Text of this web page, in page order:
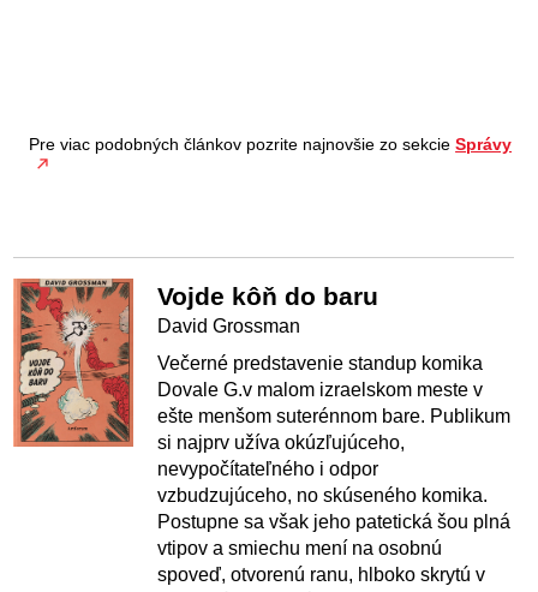
Pre viac podobných článkov pozrite najnovšie zo sekcieSprávy
Vojde kôň do baru
David Grossman
Večerné predstavenie standup komika
Dovale G.v malom izraelskom meste v
ešte menšom suterénnom bare. Publikum
si najprv užíva okúzľujúceho,
nevypočítateľného i odpor
vzbudzujúceho, no skúseného komika.
Postupne sa však jeho patetická šou plná
vtipov a smiechu mení na osobnú
spoveď, otvorenú ranu, hlboko skrytú v